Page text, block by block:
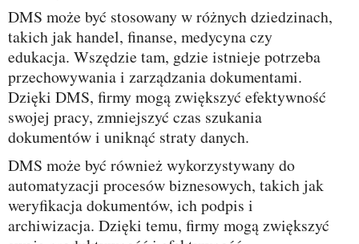
DMS może być stosowany w różnych dziedzinach,
takich jak handel, finanse, medycyna czy
edukacja. Wszędzie tam, gdzie istnieje potrzeba
przechowywania i zarządzania dokumentami.
Dzięki DMS, firmy mogą zwiększyć efektywność
swojej pracy, zmniejszyć czas szukania
dokumentów i uniknąć straty danych.
DMS może być również wykorzystywany do
automatyzacji procesów biznesowych, takich jak
weryfikacja dokumentów, ich podpis i
archiwizacja. Dzięki temu, firmy mogą zwiększyć